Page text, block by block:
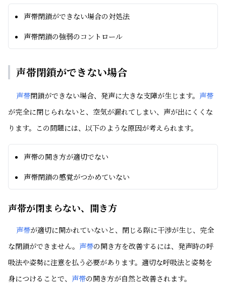
声帯閉鎖ができない場合の対処法
声帯閉鎖の強弱のコントロール
声帯閉鎖ができない場合
声帯閉鎖ができない場合、発声に大きな支障が生じます。 声帯
が完全に閉じられないと、空気が漏れてしまい、声が出にくくな
ります。この問題には、以下のような原因が考えられます。
声帯の開き方が適切でない
声帯閉鎖の感覚がつかめていない
声帯が閉まらない、開き方
声帯が適切に開かれていないと、閉じる際に干渉が生じ、完全
な閉鎖ができません。 声帯の開き方を改善するには、発声時の呼
吸法や姿勢に注意を払う必要があります。適切な呼吸法と姿勢を
身につけることで、 声帯の開き方が自然と改善されます。